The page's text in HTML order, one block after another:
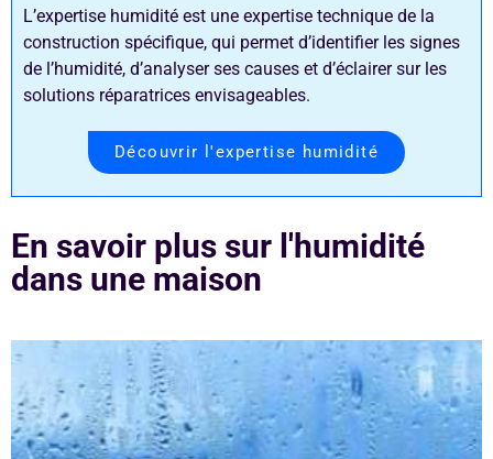
L’expertise humidité est une expertise technique de la
construction spécifique, qui permet d’identifier les signes
de l’humidité, d’analyser ses causes et d’éclairer sur les
solutions réparatrices envisageables.
Découvrir l'expertise humidité
En savoir plus sur l'humidité
dans une maison